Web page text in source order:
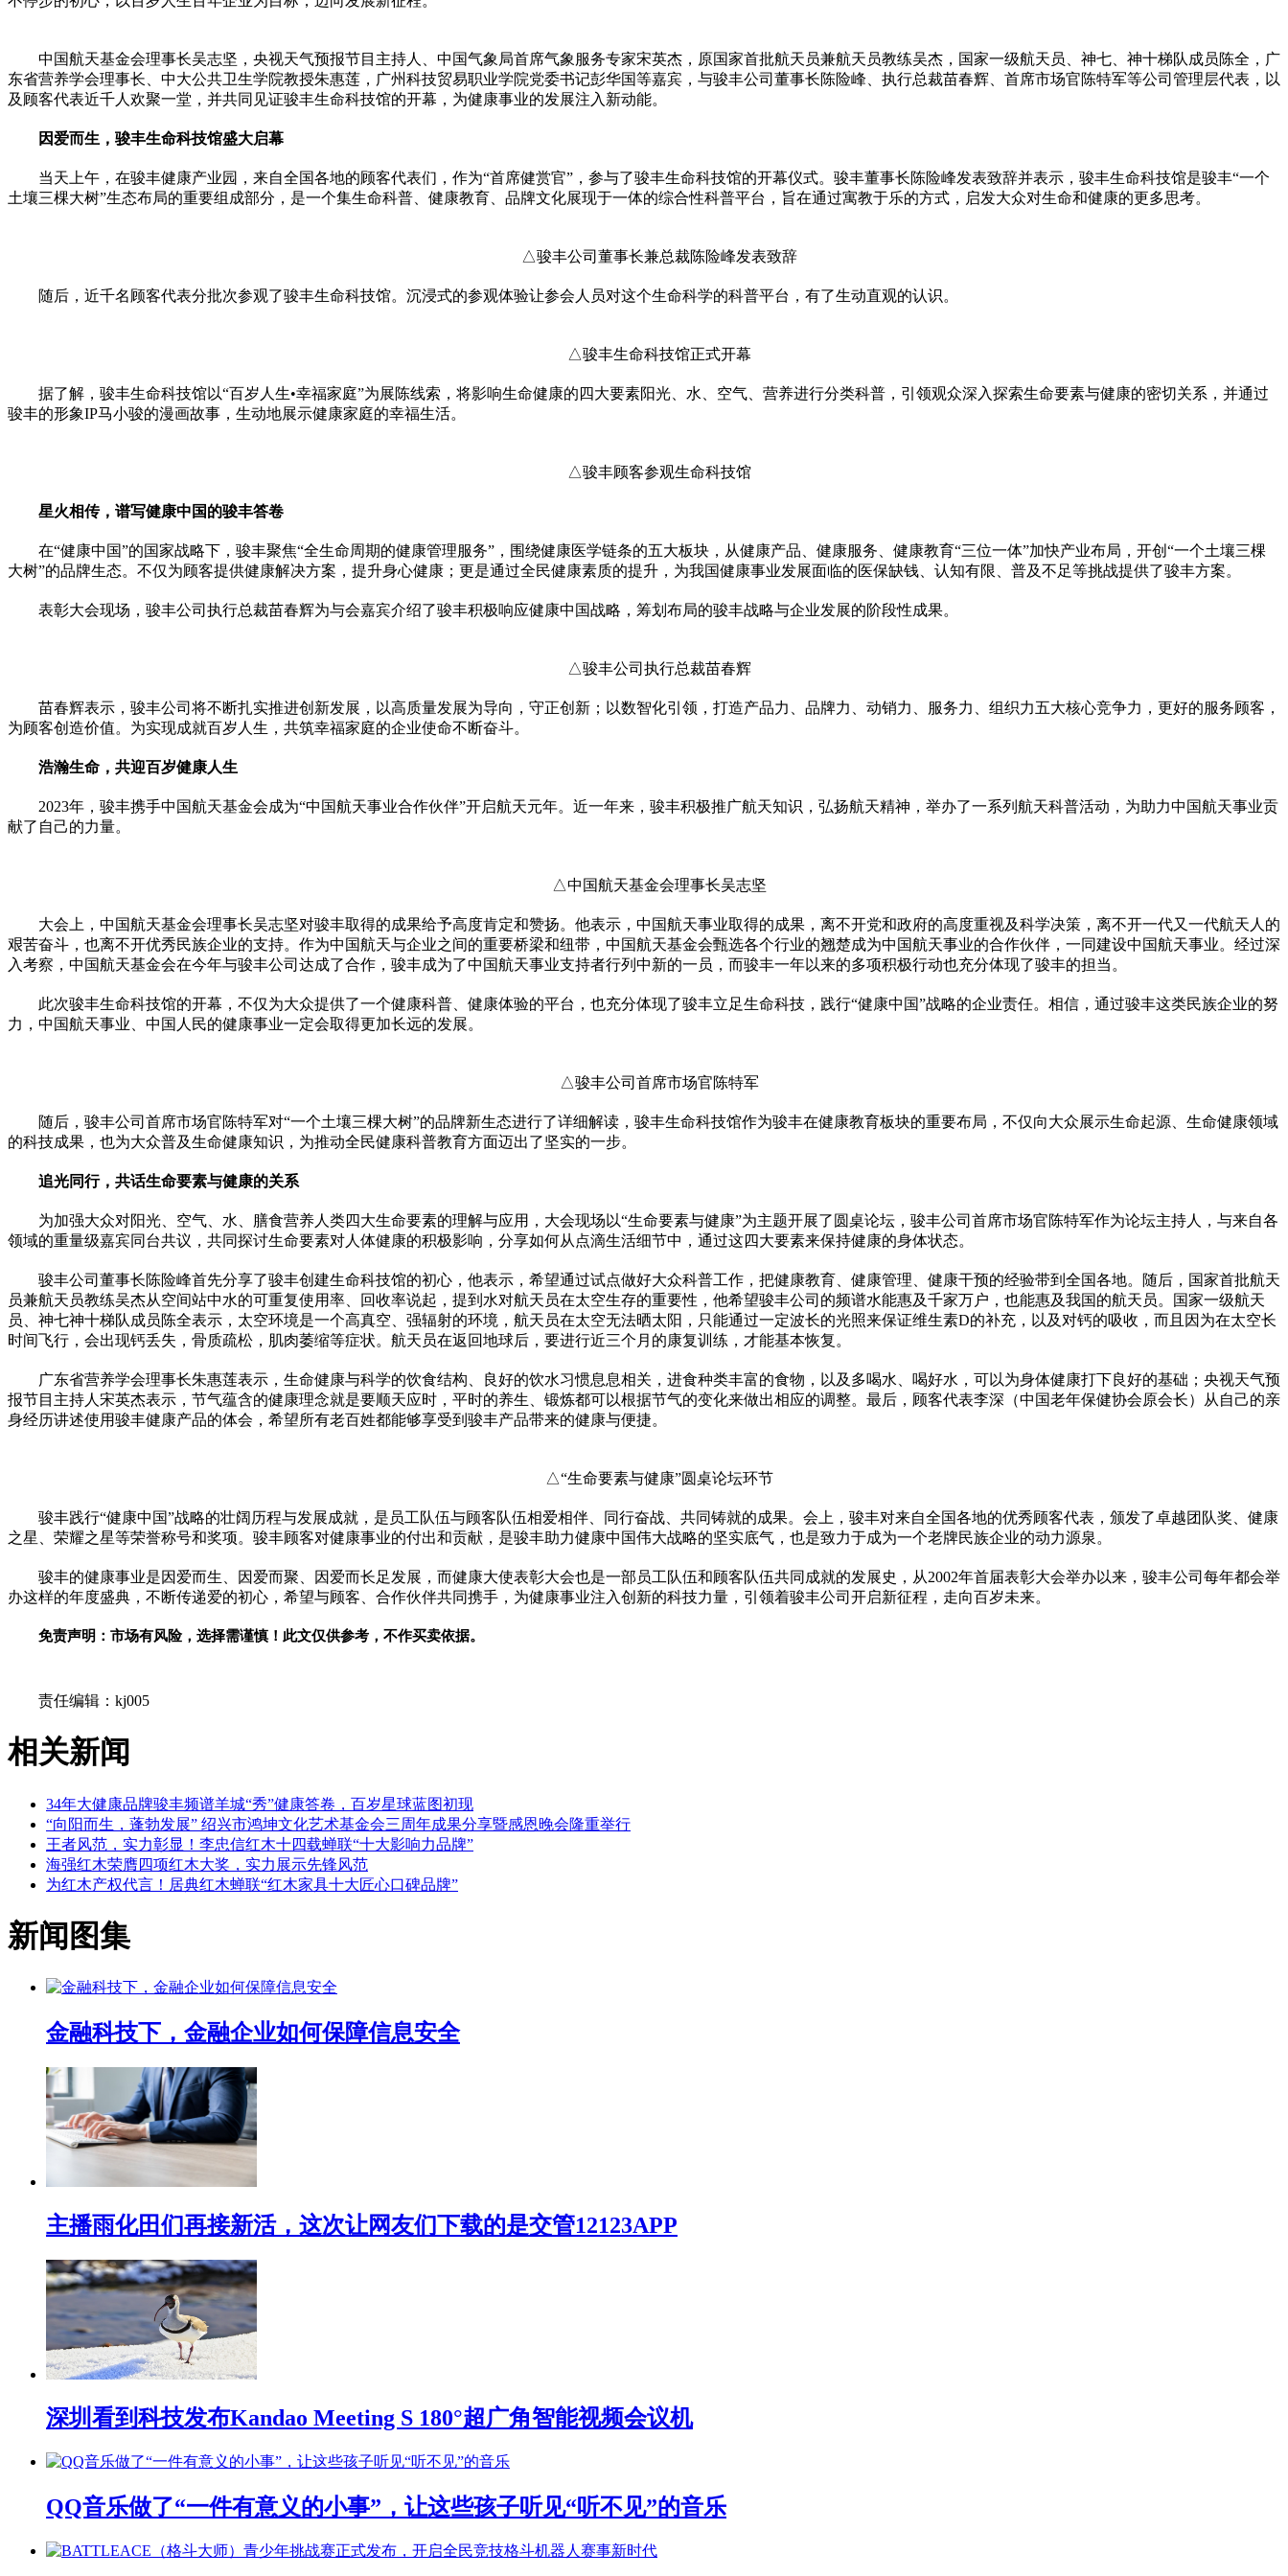
中国航天基金会理事长吴志坚， 央视天气预报节目主持人、中国气象局首席气象服务专家宋英杰，原国家首批航天员兼航天员教练吴杰， 国家一级航天员、神七、神十梯队成员陈全，广
东省营养学会理事长、中大公共卫生学院教授朱惠莲，广州科技贸易职业学院党委书记彭华国等嘉宾，与骏丰公司董事长陈险峰、执行总裁苗春辉、首席市场官陈特军等公司管理层代表，以
及顾客代表近千人欢聚一堂，并共同见证骏丰生命科技馆的开幕，为健康事业的发展注入新动能。
因爱而生，骏丰生命科技馆盛大启幕
当天上午，在骏丰健康产业园，来自全国各地的顾客代表们，作为“首席健赏官”，参与了骏丰生命科技馆的开幕仪式。骏丰董事长陈险峰发表致辞并表示，骏丰生命科技馆是骏丰“一个
土壤三棵大树”生态布局的重要组成部分，是一个集生命科普、健康教育、品牌文化展现于一体的综合性科普平台，旨在通过寓教于乐的方式，启发大众对生命和健康的更多思考。
△骏丰公司董事长兼总裁陈险峰发表致辞
随后， 近千名顾客代表分批次参观了骏丰生命科技馆。沉浸式的参观体验让参会人员对这个生命科学的科普平台，有了生动直观的认识。
△骏丰生命科技馆正式开幕
据了解，骏丰生命科技馆以“百岁人生•幸福家庭”为展陈线索，将影响生命健康的四大要素阳光、水、空气、营养进行分类科普，引领观众深入探索生命要素与健康的密切关系，并通过
骏丰的形象IP马小骏的漫画故事，生动地展示健康家庭的幸福生活。
△骏丰顾客参观生命科技馆
星火相传，谱写健康中国的骏丰答卷
在“健康中国”的国家战略下，骏丰聚焦“全生命周期的健康管理服务”，围绕健康医学链条的五大板块，从健康产品、健康服务、健康教育“三位一体”加快产业布局，开创“一个土壤三棵
大树”的品牌生态。不仅为顾客提供健康解决方案，提升身心健康；更是通过全民健康素质的提升，为我国健康事业发展面临的医保缺钱、认知有限、普及不足等挑战提供了骏丰方案。
表彰大会现场，骏丰公司执行总裁苗春辉为与会嘉宾介绍了骏丰积极响应健康中国战略，筹划布局的骏丰战略与企业发展的阶段性成果。
△骏丰公司执行总裁苗春辉
苗春辉表示，骏丰公司将不断扎实推进创新发展，以高质量发展为导向，守正创新；以数智化引领，打造产品力、品牌力、动销力、服务力、组织力五大核心竞争力，更好的服务顾客，
为顾客创造价值。为实现成就百岁人生，共筑幸福家庭的企业使命不断奋斗。
浩瀚生命，共迎百岁健康人生
2023年，骏丰携手中国航天基金会成为“中国航天事业合作伙伴”开启航天元年。 近一年来，骏丰积极推广航天知识，弘扬航天精神 ，举办了一系列航天科普活动，为助力中国航天事业贡
献了自己的力量。
△中国航天基金会理事长吴志坚
大会上，中国航天基金会理事长吴志坚对骏丰取得的成果给予高度肯定和赞扬。他表示，中国航天事业取得的成果，离不开党和政府的高度重视及科学决策，离不开一代又一代航天人的
艰苦奋斗，也离不开优秀民族企业的支持。作为中国航天与企业之间的重要桥梁和纽带，中国航天基金会甄选各个行业的翘楚成为中国航天事业的合作伙伴，一同建设中国航天事业。经过深
入考察，中国航天基金会在今年与骏丰公司达成了合作，骏丰成为了中国航天事业支持者行列中新的一员，而骏丰一年以来的多项积极行动也充分体现了骏丰的担当。
此次骏丰生命科技馆的开幕，不仅为大众提供了一个健康科普、健康体验的平台，也充分体现了骏丰立足生命科技，践行“健康中国”战略的企业责任。相信，通过骏丰这类民族企业的努
力，中国航天事业、中国人民的健康事业一定会取得更加长远的发展。
△骏丰公司首席市场官陈特军
随后，骏丰公司首席市场官陈特军对“一个土壤三棵大树”的品牌新生态进行了详细解读，骏丰生命科技馆作为骏丰在健康教育板块的重要布局，不仅向大众展示生命起源、生命健康领域
的科技成果，也为大众普及生命健康知识，为推动全民健康科普教育方面迈出了坚实的一步。
追光同行，共话生命要素与健康的关系
为加强大众对阳光、空气、水、膳食营养人类四大生命要素的理解与应用，大会现场以“生命要素与健康”为主题开展了圆桌论坛，骏丰公司首席市场官陈特军作为论坛主持人，与来自各
领域的重量级嘉宾同台共议，共同探讨生命要素对人体健康的积极影响，分享如何从点滴生活细节中，通过这四大要素来保持健康的身体状态。
骏丰公司董事长陈险峰首先分享了骏丰创建生命科技馆的初心，他表示，希望通过试点做好大众科普工作，把健康教育、健康管理、健康干预的经验带到全国各地。随后， 国家首批航天
员兼航天员教练吴杰从空间站中水的可重复使用率、回收率说起，提到水对航天员在太空生存的重要性 ，他希望骏丰公司的频谱水能惠及千家万户，也能惠及我国的航天员。 国家一级航天
员、神七神十梯队成员陈全表示，太空环境是一个高真空、强辐射的环境，航天员在太空无法晒太阳，只能通过一定波长的光照来保证维生素D的补充，以及对钙的吸收，而且因为在太空长
时间飞行，会出现钙丢失，骨质疏松，肌肉萎缩等症状。航天员在返回地球后，要进行近三个月的康复训练，才能基本恢复。
广东省营养学会理事长朱惠莲表示，生命健康与科学的饮食结构、良好的饮水习惯息息相关，进食种类丰富的食物，以及多喝水、喝好水，可以为身体健康打下良好的基础； 央视天气预
报节目主持人宋英杰表示，节气蕴含的健康理念就是要顺天应时， 平时的养生、锻炼都可以根据节气的变化来做出相应的调整。最后，顾客代表李深（中国老年保健协会原会长）从自己的亲
身经历讲述使用骏丰健康产品的体会，希望所有老百姓都能够享受到骏丰产品带来的健康与便捷。
△“生命要素与健康”圆桌论坛环节
骏丰践行“健康中国”战略的壮阔历程与发展成就，是员工队伍与顾客队伍相爱相伴、同行奋战、共同铸就的成果。会上，骏丰对来自全国各地的优秀顾客代表，颁发了卓越团队奖、健康
之星、荣耀之星等荣誉称号和奖项。骏丰顾客对健康事业的付出和贡献，是骏丰助力健康中国伟大战略的坚实底气，也是致力于成为一个老牌民族企业的动力源泉。
骏丰的健康事业是因爱而生、因爱而聚、因爱而长足发展，而健康大使表彰大会也是一部员工队伍和顾客队伍共同成就的发展史，从2002年首届表彰大会举办以来，骏丰公司每年都会举
办这样的年度盛典，不断传递爱的初心，希望与顾客、合作伙伴共同携手，为健康事业注入创新的科技力量，引领着骏丰公司开启新征程，走向百岁未来。
免责声明：市场有风险，选择需谨慎！此文仅供参考，不作买卖依据。
责任编辑：kj005
相关新闻
34年大健康品牌骏丰频谱羊城“秀”健康答卷，百岁星球蓝图初现
“向阳而生，蓬勃发展” 绍兴市鸿坤文化艺术基金会三周年成果分享暨感恩晚会隆重举行
王者风范，实力彰显！李忠信红木十四载蝉联“十大影响力品牌”
海强红木荣膺四项红木大奖，实力展示先锋风范
为红木产权代言！居典红木蝉联“红木家具十大匠心口碑品牌”
新闻图集
金融科技下，金融企业如何保障信息安全
主播雨化田们再接新活，这次让网友们下载的是交管12123APP
深圳看到科技发布Kandao Meeting S 180°超广角智能视频会议机
QQ音乐做了“一件有意义的小事”，让这些孩子听见“听不见”的音乐